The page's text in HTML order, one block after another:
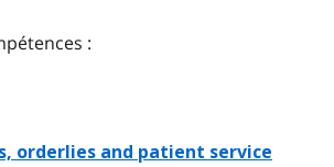
:
orderlies and patient service